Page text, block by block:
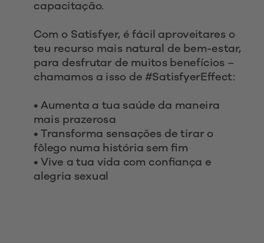
capacitação.
Com o Satisfyer, é fácil aproveitares o
teu recurso mais natural de bem-estar,
para desfrutar de muitos benefícios –
chamamos a isso de #SatisfyerEffect:
• Aumenta a tua saúde da maneira
mais prazerosa
• Transforma sensações de tirar o
fôlego numa história sem fim
• Vive a tua vida com confiança e
alegria sexual